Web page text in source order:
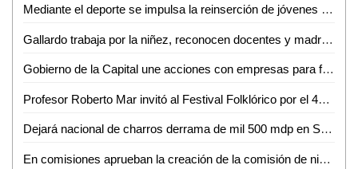
Mediante el deporte se impulsa la reinserción de jóvenes y adolescentes privados de su libertad
Gallardo trabaja por la niñez, reconocen docentes y madres de familia
Gobierno de la Capital une acciones con empresas para fortalecer la reforestación con el programa Pulmones Urbanos
Profesor Roberto Mar invitó al Festival Folklórico por el 46 aniversario del Grupo Folklórico Huasteco
Dejará nacional de charros derrama de mil 500 mdp en San Luis Potosí
En comisiones aprueban la creación de la comisión de niñas, niños, adolescentes y jóvenes del Congreso del Estado: Dip. Gabriela Martínez Lárraga